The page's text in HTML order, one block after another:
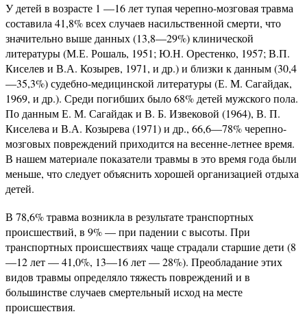
У детей в возрасте 1 —16 лет тупая черепно-мозговая травма
составила 41,8% всех случаев насильственной смерти, что
значительно выше данных (13,8—29%) клинической
литературы (М.Е. Рошаль, 1951; Ю.Н. Орестенко, 1957; В.П.
Киселев и В.А. Козырев, 1971, и др.) и близки к данным (30,4
—35,3%) судебно-медицинской литературы (Е. М. Сагайдак,
1969, и др.). Среди погибших было 68% детей мужского пола.
По данным Е. М. Сагайдак и В. Б. Извековой (1964), В. П.
Киселева и В.А. Козырева (1971) и др., 66,6—78% черепно-
мозговых повреждений приходится на весенне-летнее время.
В нашем материале показатели травмы в это время года были
меньше, что следует объяснить хорошей организацией отдыха
детей.
В 78,6% травма возникла в результате транспортных
происшествий, в 9% — при падении с высоты. При
транспортных происшествиях чаще страдали старшие дети (8
—12 лет — 41,0%, 13—16 лет — 28%). Преобладание этих
видов травмы определяло тяжесть повреждений и в
большинстве случаев смертельный исход на месте
происшествия.